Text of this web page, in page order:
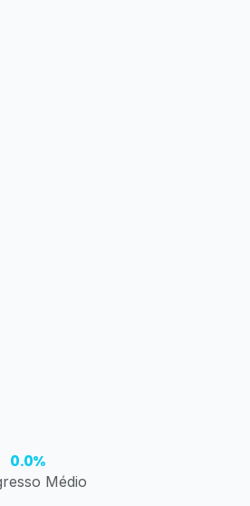
0.0%
Médio